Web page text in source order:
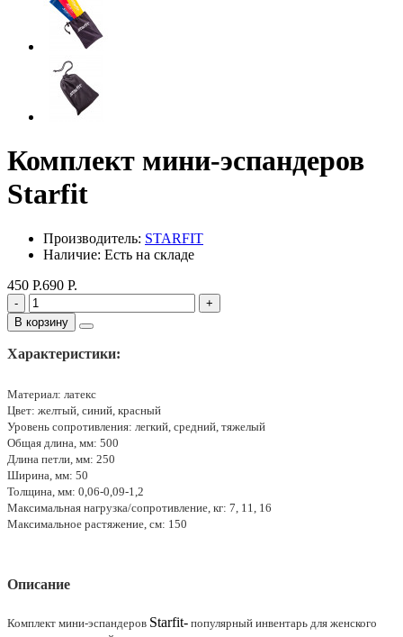
Комплект мини-эспандеров
Starfit
Производитель: STARFIT
Наличие: Есть на складе
450 Р.690 Р.
-
+
В корзину
Характеристики:
Материал: латекс
Цвет: желтый, синий, красный
Уровень сопротивления: легкий, средний, тяжелый
Общая длина, мм: 500
Длина петли, мм: 250
Ширина, мм: 50
Толщина, мм: 0,06-0,09-1,2
Максимальная нагрузка/сопротивление, кг: 7, 11, 16
Максимальное растяжение, см: 150
Описание
Комплект мини-эспандеров Starfit- популярный инвентарь для женского